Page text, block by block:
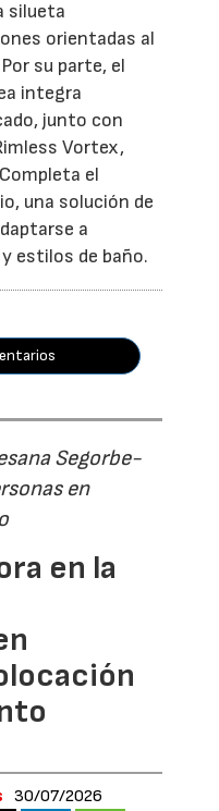
silueta
orientadas al
su parte, el
integra
junto con
Vortex,
el
una solución de
a
estilos de baño.
Segorbe-
en
en la
30/07/2026